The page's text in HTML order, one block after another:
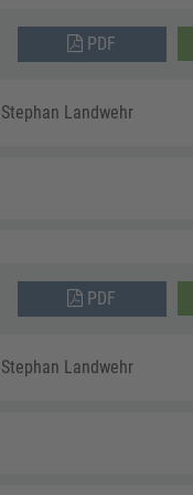
PDF
Stephan Landwehr
PDF
Stephan Landwehr